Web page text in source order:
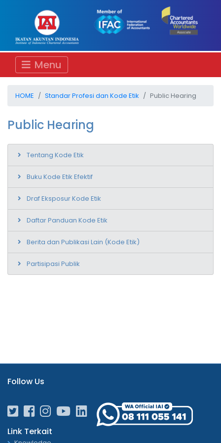
Menu
HOME Standar Profesi dan Kode Etik Public Hearing
Public Hearing
Tentang Kode Etik
Buku Kode Etik Efektif
Draf Eksposur Kode Etik
Daftar Panduan Kode Etik
Berita dan Publikasi Lain (Kode Etik)
Partisipasi Publik
Follow Us
Link Terkait